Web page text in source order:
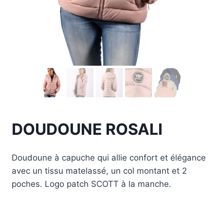
DOUDOUNE ROSALI
Doudoune à capuche qui allie confort et élégance
avec un tissu matelassé, un col montant et 2
poches. Logo patch SCOTT à la manche.